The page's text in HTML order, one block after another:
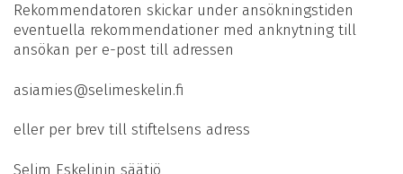
Rekommendatoren skickar under ansökningstiden
eventuella rekommendationer med anknytning till
ansökan per e-post till adressen
asiamies@selimeskelin.fi
eller per brev till stiftelsens adress
Selim Eskelinin säätiö